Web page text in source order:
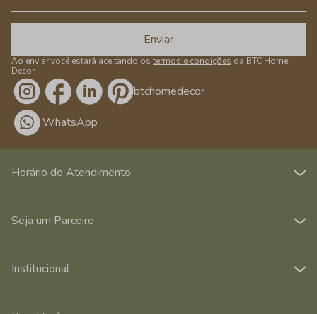
Enviar
Ao enviar você estará aceitando os termos e condições da BTC Home
Decor
/btchomedecor
WhatsApp
Horário de Atendimento
Seja um Parceiro
Institucional